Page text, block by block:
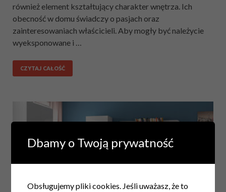
również element kształtujący charakter wnętrza. Ich
obecność w domu świadczy o pasjach oraz
zainteresowaniach właścicieli. Aby mogły być należycie
wyeksponowane i …
CZYTAJ CAŁOŚĆ
Dbamy o Twoją prywatność
Obsługujemy pliki cookies. Jeśli uważasz, że to